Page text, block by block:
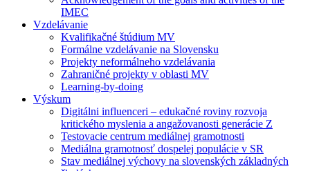
IMEC
Vzdelávanie
Kvalifikačné štúdium MV
Formálne vzdelávanie na Slovensku
Projekty neformálneho vzdelávania
Zahraničné projekty v oblasti MV
Learning-by-doing
Výskum
Digitálni influenceri – edukačné roviny rozvoja
kritického myslenia a angažovanosti generácie Z
Testovacie centrum mediálnej gramotnosti
Mediálna gramotnosť dospelej populácie v SR
Stav mediálnej výchovy na slovenských základných